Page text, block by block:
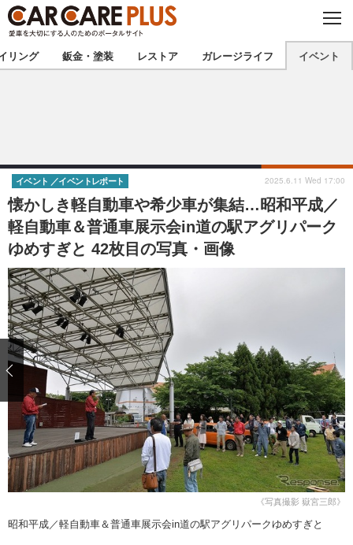
C
O
S
E
★カーケアプラス認定★ 厳選プロショップを地域から探す
甲信越 北陸
東海 関西
中国 四国
九州
注目の記事
ショップレポート 愛車 File
自動車豆知識 ストップ！不具合修理＆粗悪修理
鈑金・塗装
ディテイリング
ディテイリング 洗車
ヘッドライト磨き コーティング
フィルム・ラッピング
鈑金・塗装
小キズ直し 防錆
特集記事
ストップ 不具合修理＆粗悪修理
カーメーカー「旧車」関連プロジェ
クト
ショップ紹介
ショップレポート プロショップ検索
レストア
カーメーカー「旧車」関連プロジ
コラム
イベント
リング 鈑金・塗装 レストア ガレージライフ イベント
懐かしき軽自動車や希少車が集結…昭和平成／
軽自動車＆普通車展示会in道の駅アグリパーク
ゆめすぎと 42枚目の写真・画像
イベント イベントレポート 2025.6.11 Wed 17:00
《写真撮影 嶽宮三郎》
昭和平成／軽自動車＆普通車展示会in道の駅アグリパークゆめすぎと